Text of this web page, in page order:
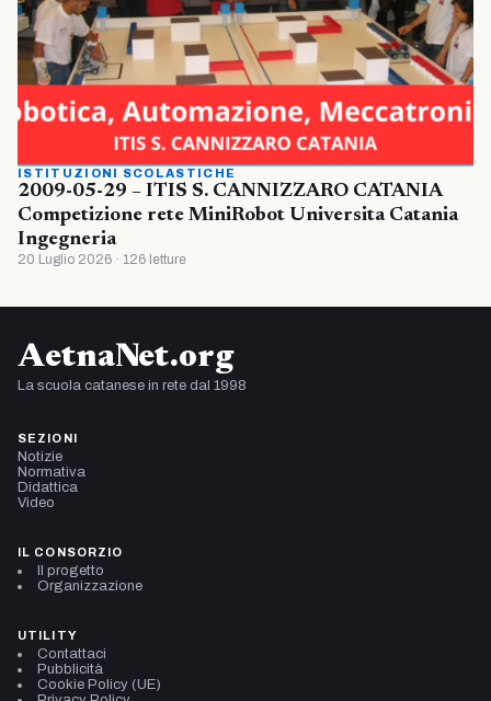
ISTITUZIONI SCOLASTICHE
2009-05-29 – ITIS S. CANNIZZARO CATANIA
Competizione rete MiniRobot Universita Catania
Ingegneria
20 Luglio 2026 · 126 letture
AetnaNet.org
La scuola catanese in rete dal 1998
SEZIONI
Notizie
Normativa
Didattica
Video
IL CONSORZIO
Il progetto
Organizzazione
UTILITY
Contattaci
Pubblicità
Cookie Policy (UE)